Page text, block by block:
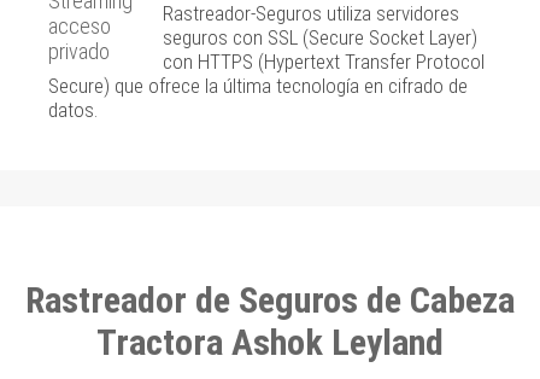
Rastreador-Seguros utiliza servidores
seguros con SSL (Secure Socket Layer)
con HTTPS (Hypertext Transfer Protocol
Secure) que ofrece la última tecnología en cifrado de
datos.
Rastreador de Seguros de Cabeza
Tractora Ashok Leyland